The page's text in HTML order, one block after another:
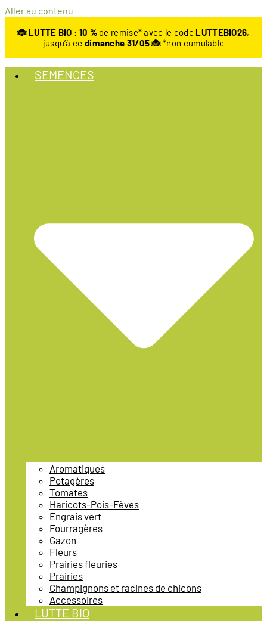
Aller au contenu
🐞 LUTTE BIO : 10 %de remise* avec le code LUTTEBIO26,
jusqu’à ce dimanche 31/05 🐞*non cumulable
SEMENCES
Aromatiques
Potagères
Tomates
Haricots-Pois-Fèves
Engrais vert
Fourragères
Gazon
Fleurs
Prairies fleuries
Prairies
Champignons et racines de chicons
Accessoires
LUTTE BIO